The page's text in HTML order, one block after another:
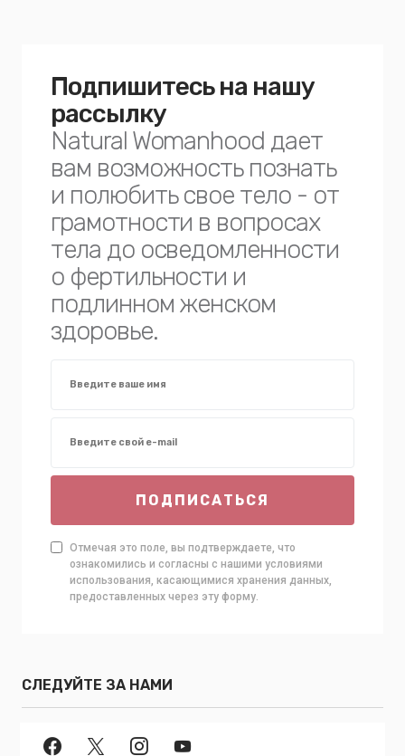
Подпишитесь на нашу
рассылку
Natural Womanhood дает
вам возможность познать
и полюбить свое тело - от
грамотности в вопросах
тела до осведомленности
о фертильности и
подлинном женском
здоровье.
ПОДПИСАТЬСЯ
Отмечая это поле, вы подтверждаете, что
ознакомились и согласны с нашими условиями
использования, касающимися хранения данных,
предоставленных через эту форму.
СЛЕДУЙТЕ ЗА НАМИ